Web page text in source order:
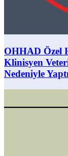
OHHAD Özel
Klinisyen
Nedeniyle